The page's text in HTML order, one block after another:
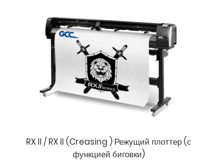
RX II / RX II (Creasing ) Режущий плоттер (с
функцией биговки)